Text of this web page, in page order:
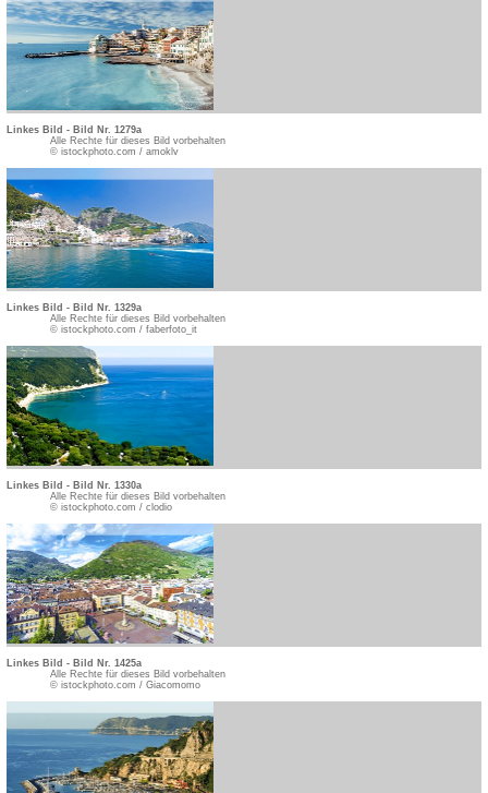
Linkes Bild - Bild Nr. 1279a
Alle Rechte für dieses Bild vorbehalten
© istockphoto.com / amoklv
Linkes Bild - Bild Nr. 1329a
Alle Rechte für dieses Bild vorbehalten
© istockphoto.com / faberfoto_it
Linkes Bild - Bild Nr. 1330a
Alle Rechte für dieses Bild vorbehalten
© istockphoto.com / clodio
Linkes Bild - Bild Nr. 1425a
Alle Rechte für dieses Bild vorbehalten
© istockphoto.com / Giacomomo